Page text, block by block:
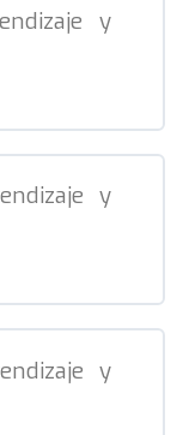
y
y
y